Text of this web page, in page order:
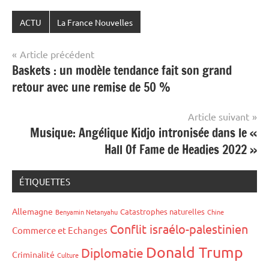
ACTU La France Nouvelles
Navigation
de
l’article
Article précédent
Baskets : un modèle tendance fait son grand
retour avec une remise de 50 %
Article suivant
Musique: Angélique Kidjo intronisée dans le «
Hall Of Fame de Headies 2022 »
ÉTIQUETTES
Allemagne Benyamin Netanyahu Catastrophes naturelles Chine
Commerce et Echanges Conflit israélo-palestinien
Criminalité Culture Diplomatie Donald Trump